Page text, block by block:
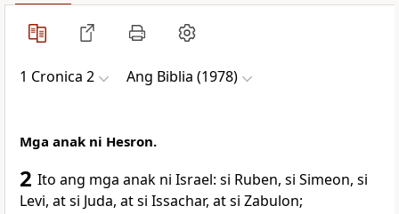
1 Cronica 2 Ang Biblia (1978)
Mga anak ni Hesron.
2 Ito ang mga anak ni Israel: si Ruben, si Simeon, si
Levi, at si Juda, at si Issachar, at si Zabulon;